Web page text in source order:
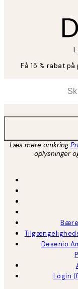
Få 15 % rabat
Læs mere omkring
oplysninger
Desenio
Login